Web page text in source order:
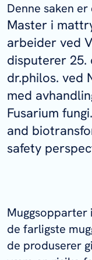
Denne saken
Master i
arbeider ved
disputerer
dr.philos. ved
med
Fusarium
and
safety
Muggsopparter
de farligste
de produserer